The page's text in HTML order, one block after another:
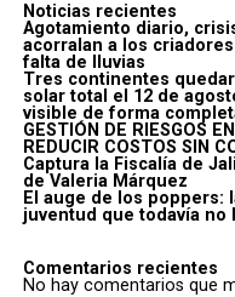
Noticias recientes
Agotamiento diario,
acorralan a los
falta de lluvias
Tres continentes
solar total el 12 de
visible de forma
GESTIÓN DE RIESGOS
REDUCIR COSTOS SIN
Captura la Fiscalía de
de Valeria Márquez
El auge de los poppers:
juventud que todavía no
Comentarios recientes
No hay comentarios que